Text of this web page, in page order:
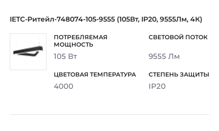
IETC-Ритейл-748074-105-9555 (105Вт, IP20, 9555Лм, 4К)
105 Вт 9555 Лм
4000 IP20